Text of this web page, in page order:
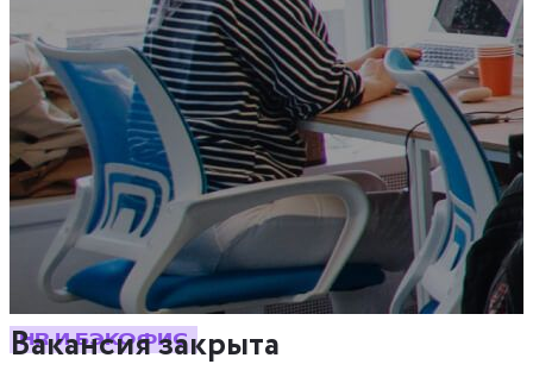
Вакансия закрыта
HR И БЭКОФИС